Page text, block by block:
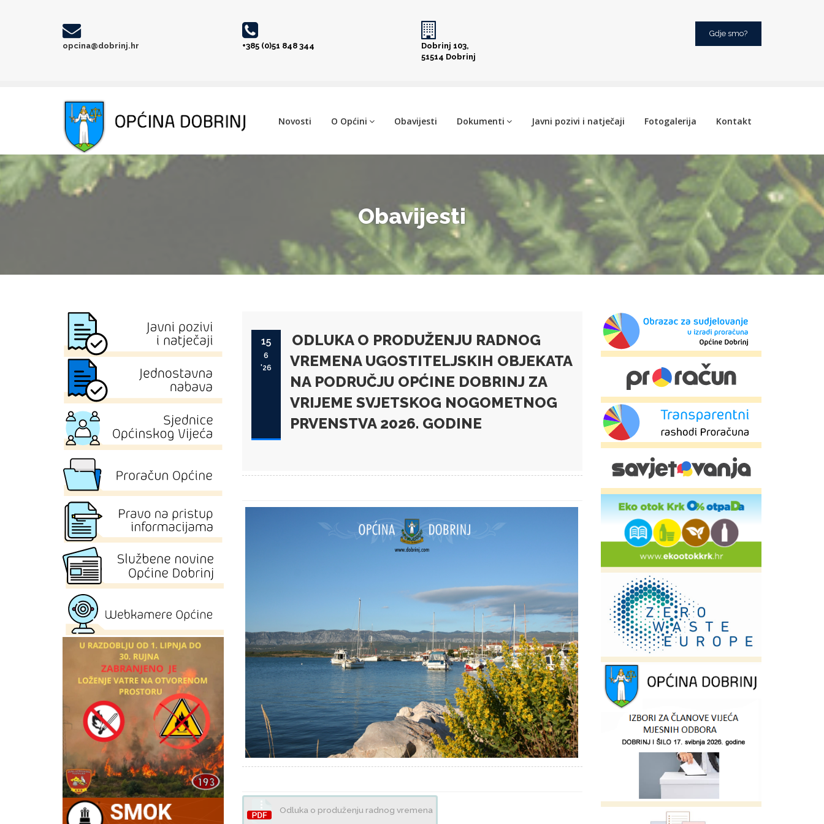
opcina@dobrinj.hr +385 (0)51 848 344
Dobrinj 103,
51514 Dobrinj
Gdje smo?
Novosti O Općini Obavijesti Dokumenti Javni pozivi i natječaji Fotogalerija Kontakt
Obavijesti
15
6
'26
ODLUKA O PRODUŽENJU RADNOG
VREMENA UGOSTITELJSKIH OBJEKATA
NA PODRUČJU OPĆINE DOBRINJ ZA
VRIJEME SVJETSKOG NOGOMETNOG
PRVENSTVA 2026. GODINE
Odluka o produženju radnog vremena